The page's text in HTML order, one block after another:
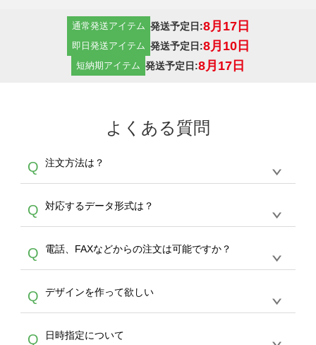
通常発送アイテム 発送予定日:8月17日
即日発送アイテム 発送予定日:8月10日
短納期アイテム 発送予定日:8月17日
よくある質問
Q 注文方法は？
A
生産にて承っております。デザインツールから
デザインの作成から決済まで完了できます。
30枚以上やシルク印刷など、大口注文の場合
は、サポートが担当するエコバッグコンシェル
やタンブラーコンシェルをご利用ください。製
作する数量が多ければ多いほど、オンデマンド
サービスよりも低価格で製作することが可能で
す。
Q 対応するデータ形式は？
A
ドできるデータ形式は、JPG / PNG / AI / PSD /
PDF 形式になります。データの最大サイズ
写真などもアップロード可能です。使用できな
い画像はエラーになります。（※ Illustratorか
らの直接入稿には対応していません。AIで保存
Q 電話、FAXなどからの注文は可能ですか？
A
文のみ受け付けております。30個以上のご製
作をお考えの方は、サポートが担当するエコバ
スをご利用頂ければ、電話やFAX、メールなど
Q デザインを作って欲しい
A
を作って欲しい。などの場合は、製作数量が
Q 日時指定について